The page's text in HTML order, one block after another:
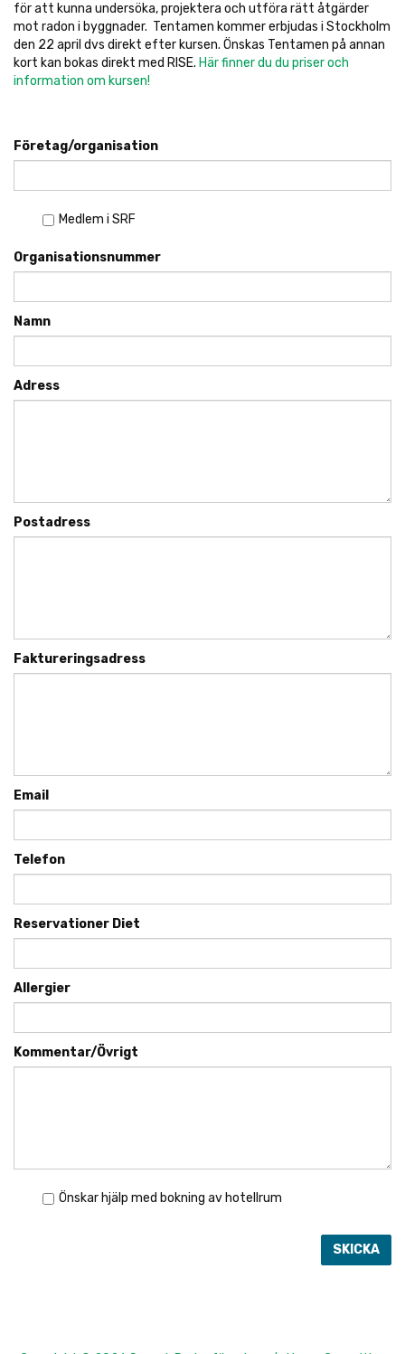
för att kunna undersöka, projektera och utföra rätt åtgärder
mot radon i byggnader. Tentamen kommer erbjudas i Stockholm
den 22 april dvs direkt efter kursen. Önskas Tentamen på annan
kort kan bokas direkt med RISE. Här finner du du priser och
information om kursen!
Företag/organisation
Medlem i SRF
Organisationsnummer
Namn
Adress
Postadress
Faktureringsadress
Email
Telefon
Reservationer Diet
Allergier
Kommentar/Övrigt
Önskar hjälp med bokning av hotellrum